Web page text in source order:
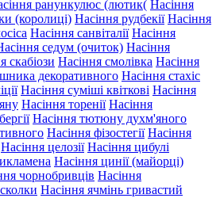
ранункулюс (лютик( Насіння
(королиці) Насіння рудбекії Насіння
Насіння санвіталії Насіння
седум (очиток) Насіння
скабіози Насіння смолівка Насіння
декоративного Насіння стахіс
Насіння суміші квіткові Насіння
Насіння торенії Насіння
Насіння тютюну духм'яного
Насіння фізостегії Насіння
Насіння целозії Насіння цибулі
Насіння цинії (майорці)
чорнобривців Насіння
Насіння ячмінь гривастий